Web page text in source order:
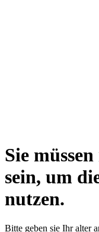
Sie
sein, um
nutzen.
Bitte geben sie Ihr alter